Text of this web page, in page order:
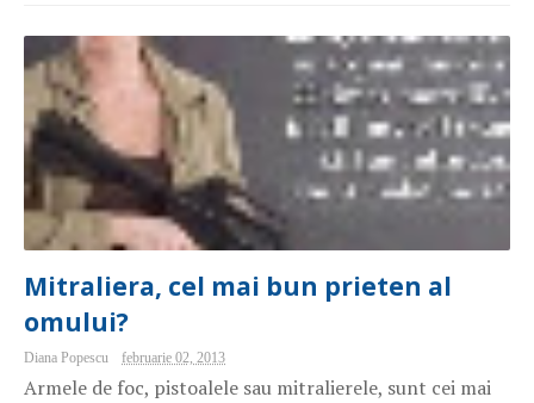
Mitraliera, cel mai bun prieten al
omului?
Diana Popescu februarie 02, 2013
Armele de foc, pistoalele sau mitralierele, sunt cei mai